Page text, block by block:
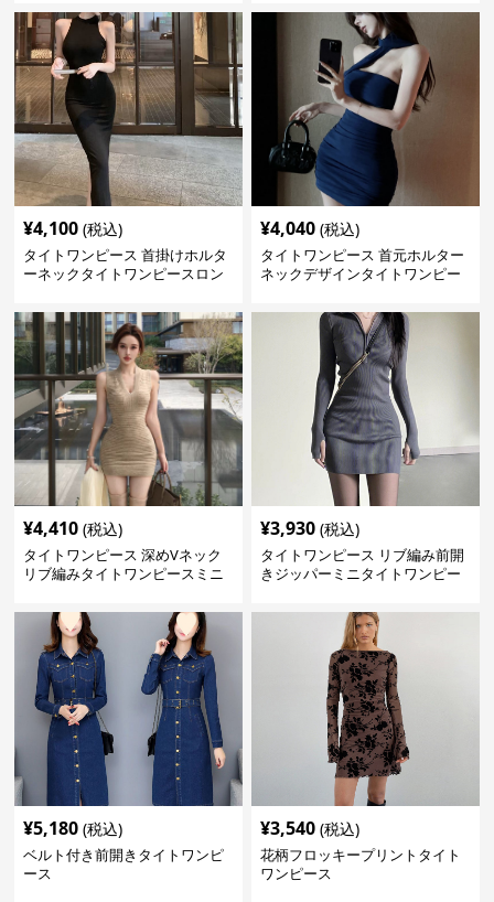
¥4,100 (税込)
タイトワンピース 首掛けホルタ
ーネックタイトワンピースロン
¥4,040 (税込)
タイトワンピース 首元ホルター
ネックデザインタイトワンピー
¥4,410 (税込)
タイトワンピース 深めVネック
リブ編みタイトワンピースミニ
¥3,930 (税込)
タイトワンピース リブ編み前開
きジッパーミニタイトワンピー
¥5,180 (税込)
ベルト付き前開きタイトワンピ
ース
¥3,540 (税込)
花柄フロッキープリントタイト
ワンピース